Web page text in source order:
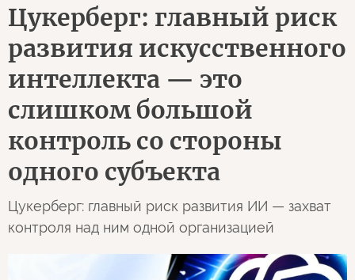
Цукерберг: главный риск
развития искусственного
интеллекта — это
слишком большой
контроль со стороны
одного субъекта
Цукерберг: главный риск развития ИИ — захват
контроля над ним одной организацией